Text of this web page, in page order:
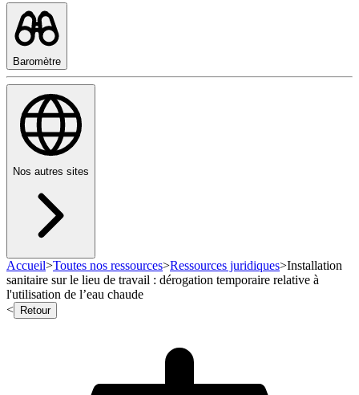
Baromètre
Nos autres sites
Accueil>Toutes nos ressources>Ressources juridiques>Installation
sanitaire sur le lieu de travail : dérogation temporaire relative à
l'utilisation de l’eau chaude
<
Retour